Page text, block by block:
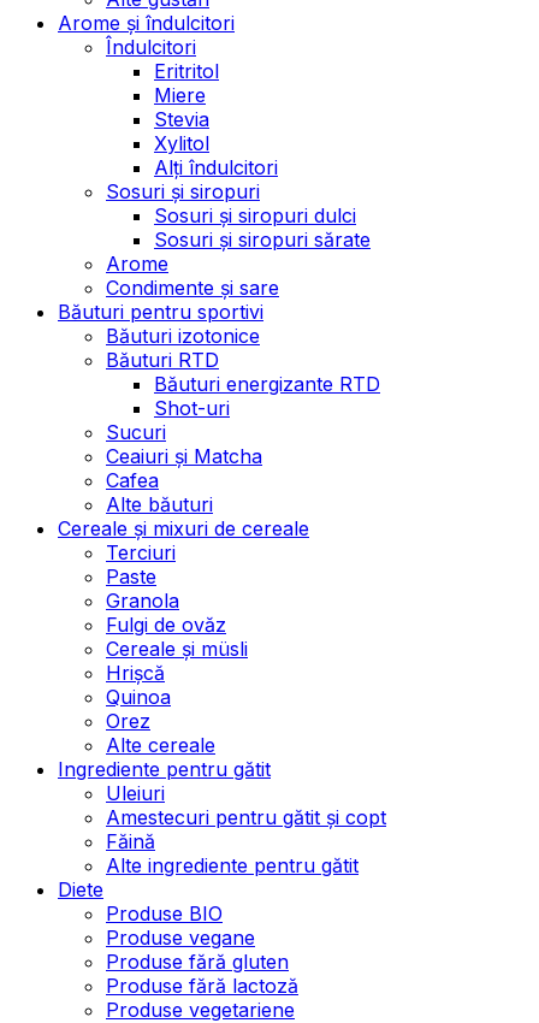
Arome și îndulcitori
Îndulcitori
Eritritol
Miere
Stevia
Xylitol
Alți îndulcitori
Sosuri și siropuri
Sosuri și siropuri dulci
Sosuri și siropuri sărate
Arome
Condimente și sare
Băuturi pentru sportivi
Băuturi izotonice
Băuturi RTD
Băuturi energizante RTD
Shot-uri
Sucuri
Ceaiuri și Matcha
Cafea
Alte băuturi
Cereale și mixuri de cereale
Terciuri
Paste
Granola
Fulgi de ovăz
Cereale și müsli
Hrișcă
Quinoa
Orez
Alte cereale
Ingrediente pentru gătit
Uleiuri
Amestecuri pentru gătit și copt
Făină
Alte ingrediente pentru gătit
Diete
Produse BIO
Produse vegane
Produse fără gluten
Produse fără lactoză
Produse vegetariene